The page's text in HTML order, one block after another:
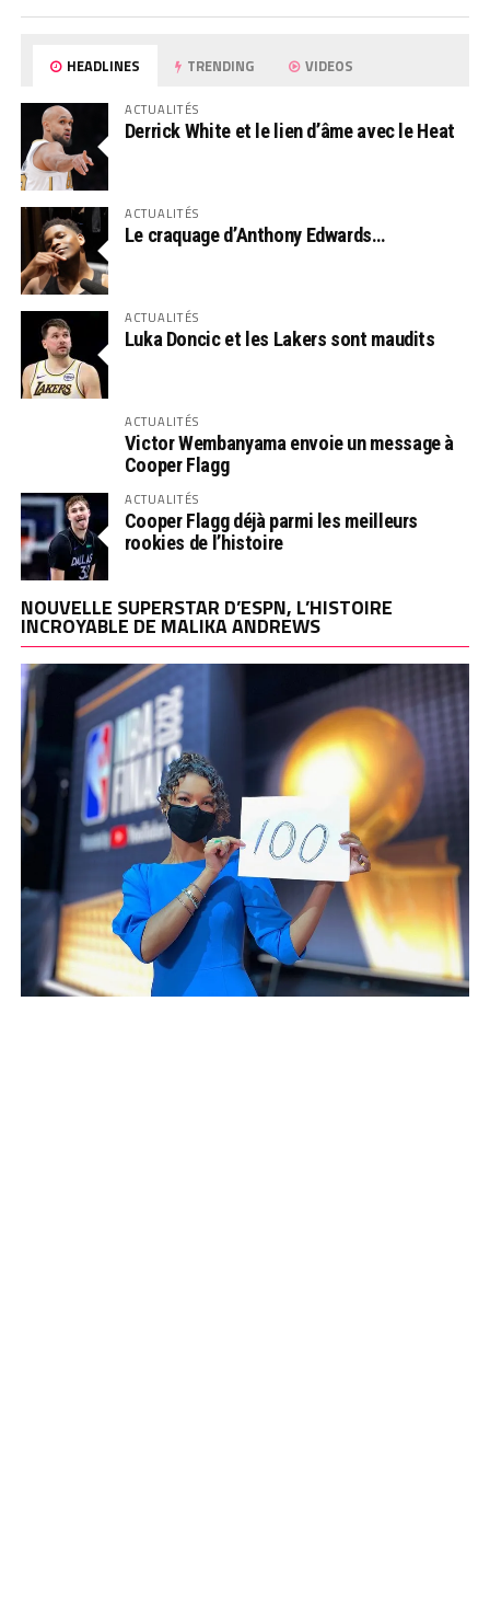
HEADLINES TRENDING VIDEOS
ACTUALITÉS
Derrick White et le lien d’âme avec le Heat
ACTUALITÉS
Le craquage d’Anthony Edwards…
ACTUALITÉS
Luka Doncic et les Lakers sont maudits
ACTUALITÉS
Victor Wembanyama envoie un message à
Cooper Flagg
ACTUALITÉS
Cooper Flagg déjà parmi les meilleurs
rookies de l’histoire
NOUVELLE SUPERSTAR D’ESPN, L’HISTOIRE
INCROYABLE DE MALIKA ANDREWS